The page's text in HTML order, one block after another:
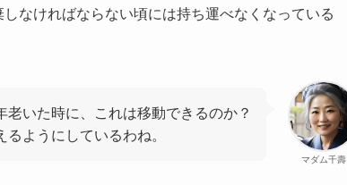
なければならない頃には持ち運べなくなっている
マダム千壽
老いた時に、これは移動できるのか？
るようにしているわね。